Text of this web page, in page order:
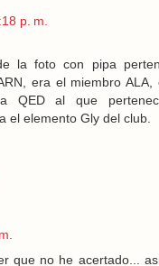
p. m.
la foto con pipa
era el miembro ALA,
QED al que
el elemento Gly del club.
que no he acertado...